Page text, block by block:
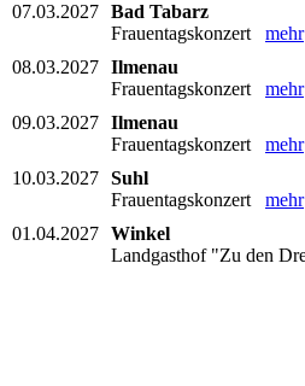
07.03.2027 Bad Tabarz
Frauentagskonzert mehr
08.03.2027 Ilmenau
Frauentagskonzert mehr
09.03.2027 Ilmenau
Frauentagskonzert mehr
10.03.2027 Suhl
Frauentagskonzert mehr
01.04.2027 Winkel
Landgasthof "Zu den